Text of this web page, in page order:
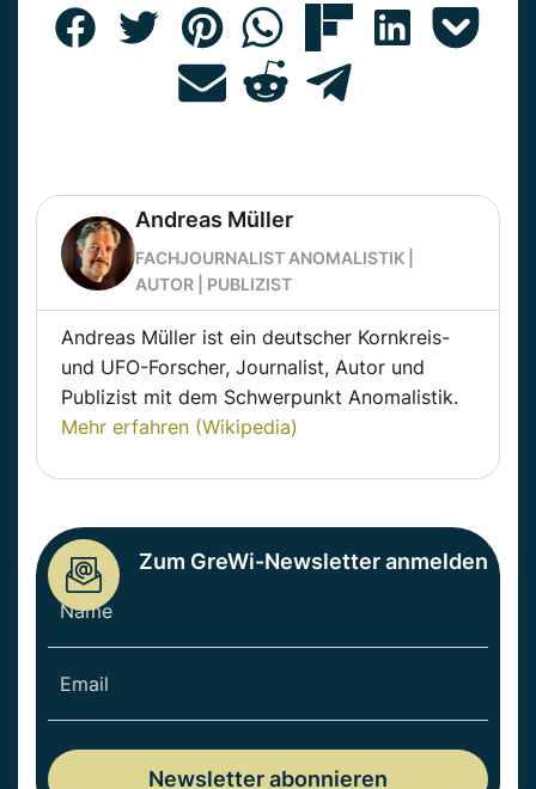
Andreas Müller
FACHJOURNALIST ANOMALISTIK |
AUTOR | PUBLIZIST
Andreas Müller ist ein deutscher Kornkreis-
und UFO-Forscher, Journalist, Autor und
Publizist mit dem Schwerpunkt Anomalistik.
Mehr erfahren (Wikipedia)
Zum GreWi-Newsletter anmelden